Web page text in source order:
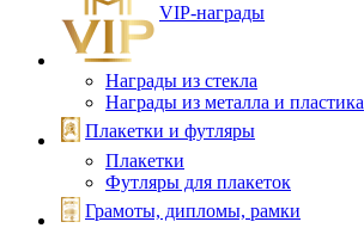
VIP‑награды
Награды из стекла
Награды из металла и пластика
Плакетки и футляры
Плакетки
Футляры для плакеток
Грамоты, дипломы, рамки